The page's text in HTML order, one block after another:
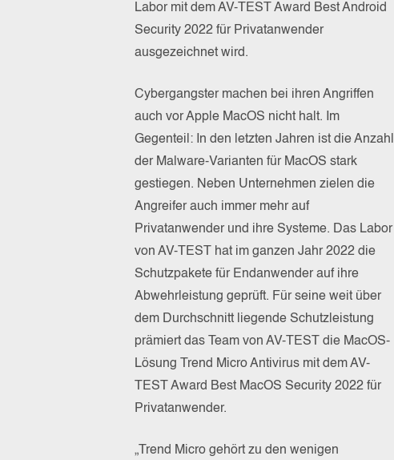
Labor mit dem AV-TEST Award Best Android
Security 2022 für Privatanwender
ausgezeichnet wird.
Cybergangster machen bei ihren Angriffen
auch vor Apple MacOS nicht halt. Im
Gegenteil: In den letzten Jahren ist die Anzahl
der Malware-Varianten für MacOS stark
gestiegen. Neben Unternehmen zielen die
Angreifer auch immer mehr auf
Privatanwender und ihre Systeme. Das Labor
von AV-TEST hat im ganzen Jahr 2022 die
Schutzpakete für Endanwender auf ihre
Abwehrleistung geprüft. Für seine weit über
dem Durchschnitt liegende Schutzleistung
prämiert das Team von AV-TEST die MacOS-
Lösung Trend Micro Antivirus mit dem AV-
TEST Award Best MacOS Security 2022 für
Privatanwender.
„Trend Micro gehört zu den wenigen